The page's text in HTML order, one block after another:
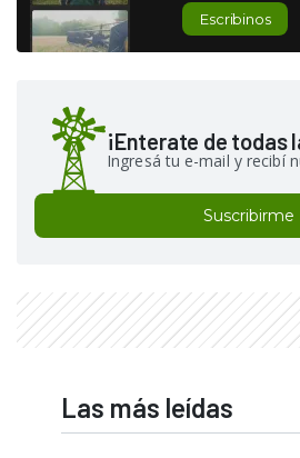
Escribinos
¡Enterate de todas
Ingresá tu e-mail y recibí
Suscribirme
Las más leídas